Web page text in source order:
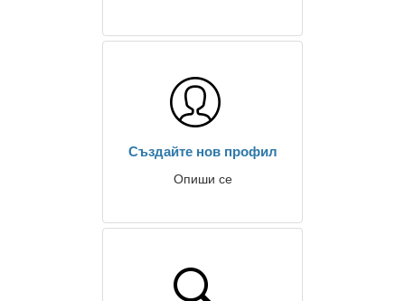
Създайте нов профил
Опиши се